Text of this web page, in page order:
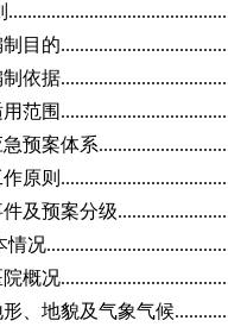
目的
依据
范围
预案体系
原则
及预案分级
情况
概况
形、地貌及气象气候